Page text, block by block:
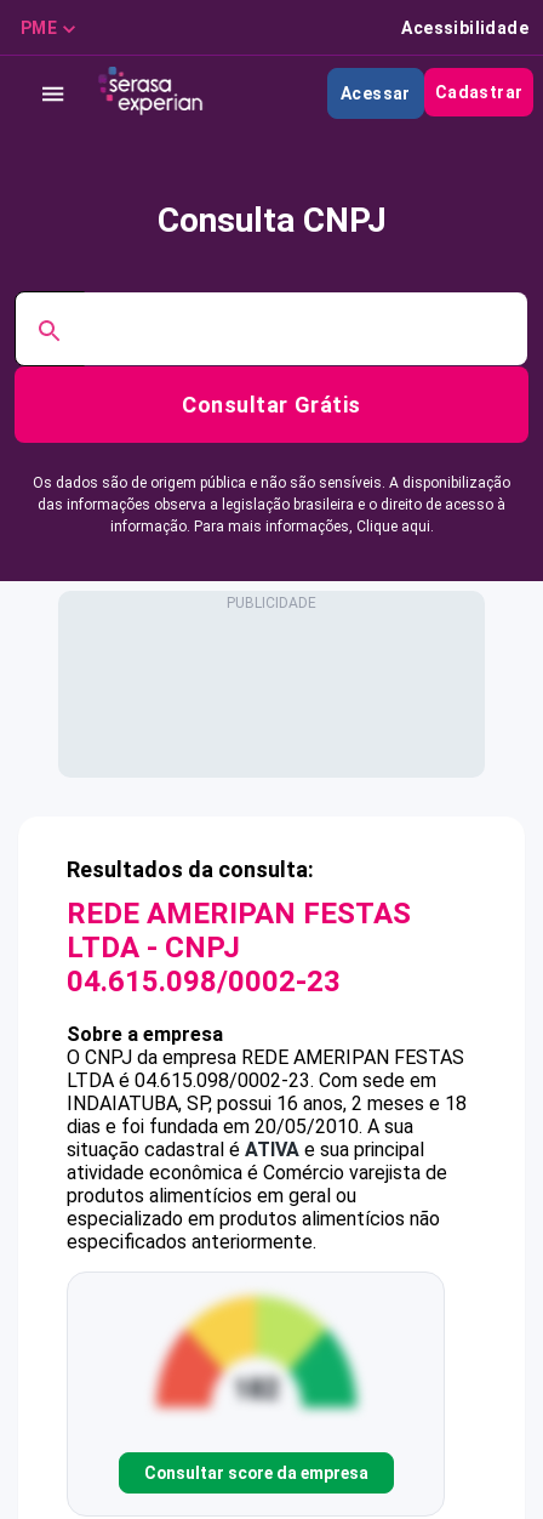
PME Acessibilidade
Acessar Cadastrar
Consulta CNPJ
Consultar Grátis
Os dados são de origem pública e não são sensíveis. A disponibilização
das informações observa a legislação brasileira e o direito de acesso à
informação. Para mais informações, Clique aqui.
Resultados da consulta:
REDE AMERIPAN FESTAS
LTDA - CNPJ
04.615.098/0002-23
Sobre a empresa
O CNPJ da empresa REDE AMERIPAN FESTAS
LTDA é 04.615.098/0002-23. Com sede em
INDAIATUBA, SP, possui 16 anos, 2 meses e 18
dias e foi fundada em 20/05/2010. A sua
situação cadastral é ATIVA e sua principal
atividade econômica é Comércio varejista de
produtos alimentícios em geral ou
especializado em produtos alimentícios não
especificados anteriormente.
Consultar score da empresa